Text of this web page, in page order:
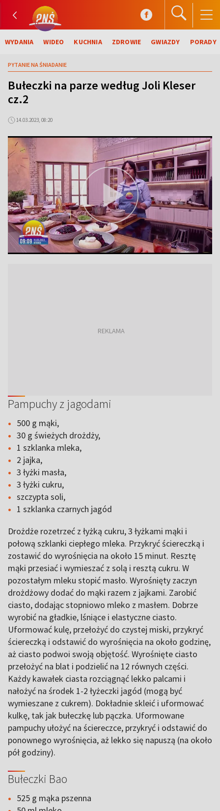
WYDANIA WIDEO KUCHNIA ZDROWIE GWIAZDY PORADY
PYTANIE NA ŚNIADANIE
Bułeczki na parze według Joli Kleser
cz.2
14.03.2023, 08:20
Pampuchy z jagodami
500 g mąki,
30 g świeżych drożdży,
1 szklanka mleka,
2 jajka,
3 łyżki masła,
3 łyżki cukru,
szczypta soli,
1 szklanka czarnych jagód
Drożdże rozetrzeć z łyżką cukru, 3 łyżkami mąki i
połową szklanki ciepłego mleka. Przykryć ściereczką i
zostawić do wyrośnięcia na około 15 minut. Resztę
mąki przesiać i wymieszać z solą i resztą cukru. W
pozostałym mleku stopić masło. Wyrośnięty zaczyn
drożdżowy dodać do mąki razem z jajkami. Zarobić
ciasto, dodając stopniowo mleko z masłem. Dobrze
wyrobić na gładkie, lśniące i elastyczne ciasto.
Uformować kulę, przełożyć do czystej miski, przykryć
ściereczką i odstawić do wyrośnięcia na około godzinę,
aż ciasto podwoi swoją objętość. Wyrośnięte ciasto
przełożyć na blat i podzielić na 12 równych części.
Każdy kawałek ciasta rozciągnąć lekko palcami i
nałożyć na środek 1-2 łyżeczki jagód (mogą być
wymieszane z cukrem). Dokładnie skleić i uformować
kulkę, tak jak bułeczkę lub pączka. Uformowane
pampuchy ułożyć na ściereczce, przykryć i odstawić do
ponownego wyrośnięcia, aż lekko się napuszą (na około
pół godziny).
Bułeczki Bao
525 g mąka pszenna